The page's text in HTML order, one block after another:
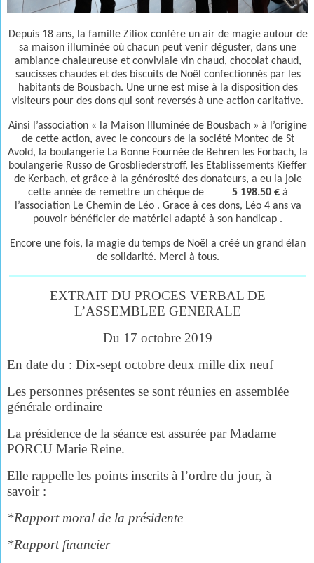
Depuis 18 ans, la famille Ziliox confère un air de magie autour de
sa maison illuminée où chacun peut venir déguster, dans une
ambiance chaleureuse et conviviale vin chaud, chocolat chaud,
saucisses chaudes et des biscuits de Noël confectionnés par les
habitants de Bousbach. Une urne est mise à la disposition des
visiteurs pour des dons qui sont reversés à une action caritative.
Ainsi l’association « la Maison Illuminée de Bousbach » à l’origine
de cette action, avec le concours de la société Montec de St
Avold, la boulangerie La Bonne Fournée de Behren les Forbach, la
boulangerie Russo de Grosbliederstroff, les Etablissements Kieffer
de Kerbach, et grâce à la générosité des donateurs, a eu la joie
cette année de remettre un chèque de 5 198.50 €à
l’association Le Chemin de Léo . Grace à ces dons, Léo 4 ans va
pouvoir bénéficier de matériel adapté à son handicap .
Encore une fois, la magie du temps de Noël a créé un grand élan
de solidarité. Merci à tous.
EXTRAIT DU PROCES VERBAL DE
L’ASSEMBLEE GENERALE
Du 17 octobre 2019
En date du : Dix-sept octobre deux mille dix neuf
Les personnes présentes se sont réunies en assemblée
générale ordinaire
La présidence de la séance est assurée par Madame
PORCU Marie Reine.
Elle rappelle les points inscrits à l’ordre du jour, à
savoir :
*Rapport moral de la présidente
*Rapport financier